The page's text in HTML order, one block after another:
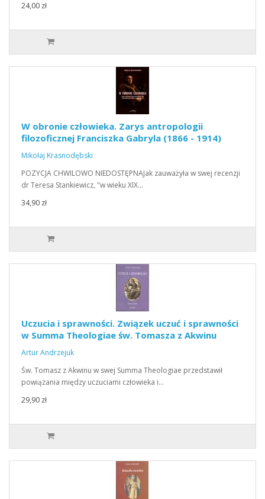
24,00 zł
W obronie człowieka. Zarys antropologii
filozoficznej Franciszka Gabryla (1866 - 1914)
Mikołaj Krasnodębski
POZYCJA CHWILOWO NIEDOSTĘPNAJak zauważyła w swej recenzji
dr Teresa Stankiewicz, "w wieku XIX…
34,90 zł
Uczucia i sprawności. Związek uczuć i sprawności
w Summa Theologiae św. Tomasza z Akwinu
Artur Andrzejuk
Św. Tomasz z Akwinu w swej Summa Theologiae przedstawił
powiązania między uczuciami człowieka i…
29,90 zł